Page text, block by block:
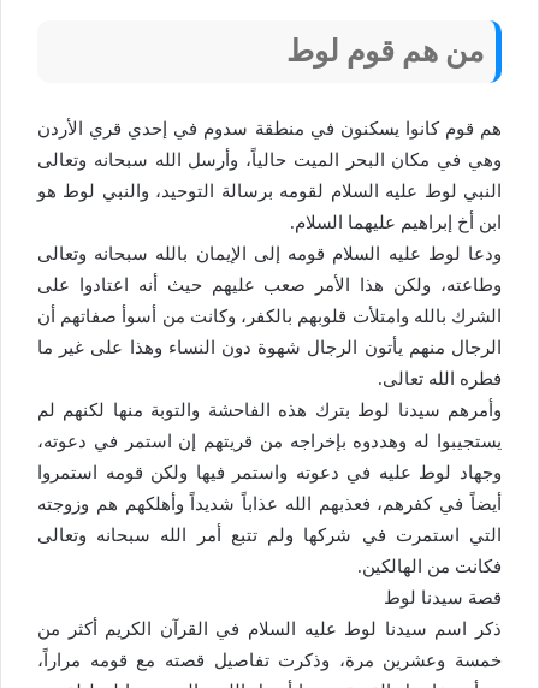
من هم قوم لوط
هم قوم كانوا يسكنون في منطقة سدوم في إحدي قري الأردن
وهي في مكان البحر الميت حالياً، وأرسل الله سبحانه وتعالى
النبي لوط عليه السلام لقومه برسالة التوحيد، والنبي لوط هو
ابن أخ إبراهيم عليهما السلام.
ودعا لوط عليه السلام قومه إلى الإيمان بالله سبحانه وتعالى
وطاعته، ولكن هذا الأمر صعب عليهم حيث أنه اعتادوا على
الشرك بالله وامتلأت قلوبهم بالكفر، وكانت من أسوأ صفاتهم أن
الرجال منهم يأتون الرجال شهوة دون النساء وهذا على غير ما
فطره الله تعالى.
وأمرهم سيدنا لوط بترك هذه الفاحشة والتوبة منها لكنهم لم
يستجيبوا له وهددوه بإخراجه من قريتهم إن استمر في دعوته،
وجهاد لوط عليه في دعوته واستمر فيها ولكن قومه استمروا
أيضاً في كفرهم، فعذبهم الله عذاباً شديداً وأهلكهم هم وزوجته
التي استمرت في شركها ولم تتبع أمر الله سبحانه وتعالى
فكانت من الهالكين.
قصة سيدنا لوط
ذكر اسم سيدنا لوط عليه السلام في القرآن الكريم أكثر من
خمسة وعشرين مرة، وذكرت تفاصيل قصته مع قومه مراراً،